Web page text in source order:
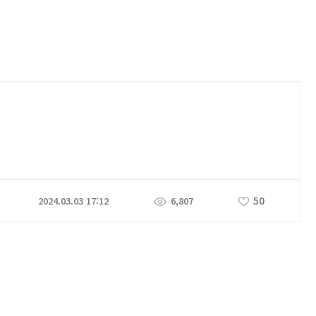
2024.03.03 17:12 6,807 50